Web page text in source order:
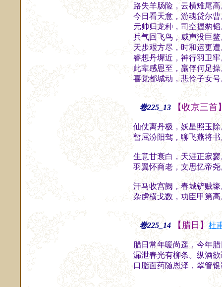
路失羊肠险，云横雉尾
今日看天意，游魂贷尔
元帅归龙种，司空握豹
兵气回飞鸟，威声没巨
天步艰方尽，时和运更
睿想丹墀近，神行羽卫
此辈感恩至，羸俘何足
喜觉都城动，悲怜子女
卷225_13 【收京三首
仙仗离丹极，妖星照玉
暂屈汾阳驾，聊飞燕将
生意甘衰白，天涯正寂
羽翼怀商老，文思忆帝
汗马收宫阙，春城铲贼
杂虏横戈数，功臣甲第
卷225_14 【腊日】杜
腊日常年暖尚遥，今年
漏泄春光有柳条。纵酒
口脂面药随恩泽，翠管